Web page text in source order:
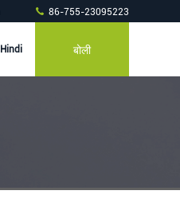
86-755-23095223
Hindi बोली